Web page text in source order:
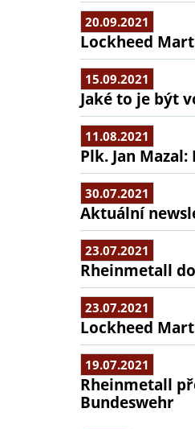
20.09.2021
Lockheed
15.09.2021
Jaké to je být
11.08.2021
Plk. Jan
30.07.2021
Aktuální
23.07.2021
Rheinmetall
23.07.2021
Lockheed
19.07.2021
Rheinmetall
Bundeswehr